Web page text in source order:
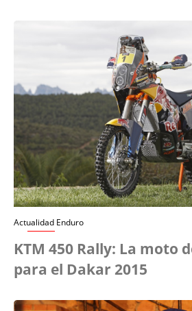
Actualidad Enduro
KTM 450 Rally: La moto
para el Dakar 2015